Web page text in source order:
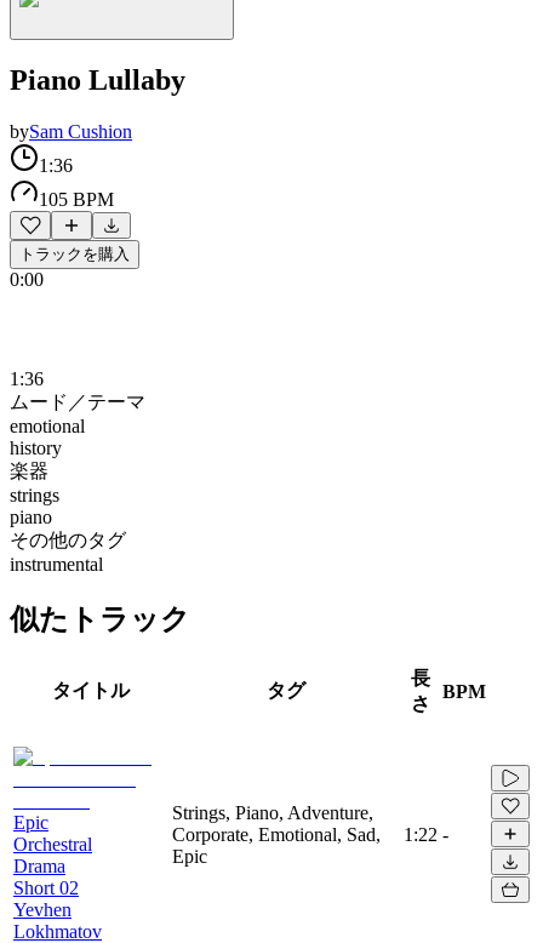
Piano Lullaby
bySam Cushion
1:36
105 BPM
トラックを購入
0:00
1:36
ムード／テーマ
emotional
history
楽器
strings
piano
その他のタグ
instrumental
似たトラック
タイトル タグ
長
さ
BPM
Epic
Orchestral
Drama
Short 02
Yevhen
Lokhmatov
Strings, Piano, Adventure,
Corporate, Emotional, Sad,
Epic
1:22 -